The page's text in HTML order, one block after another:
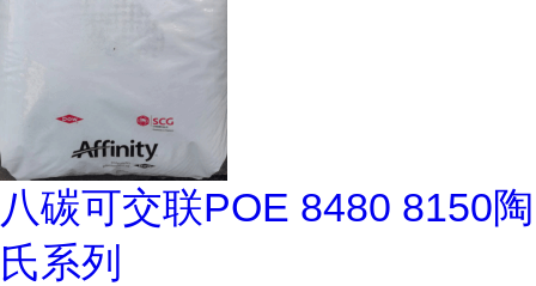
八碳可交联POE 8480 8150陶
氏系列